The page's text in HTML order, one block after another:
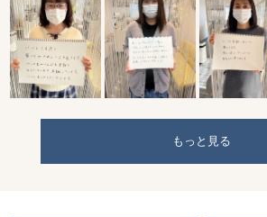
もっと見る